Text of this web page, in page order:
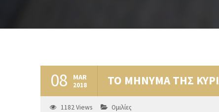
08 MAR
2018 ΤΟ ΜΗΝΥΜΑ ΤΗΣ
1182Views Ομιλίες